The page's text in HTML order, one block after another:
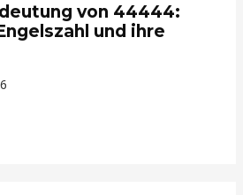
von 44444:
und ihre